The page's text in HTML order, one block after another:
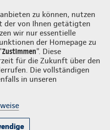
zu können, nutzen
der von Ihnen getätigten
wir nur essentielle
der Homepage zu
Zustimmen". Diese
für die Zukunft über den
Die vollständigen
in unseren
GmbH Login
Wissenswertes Beratung &